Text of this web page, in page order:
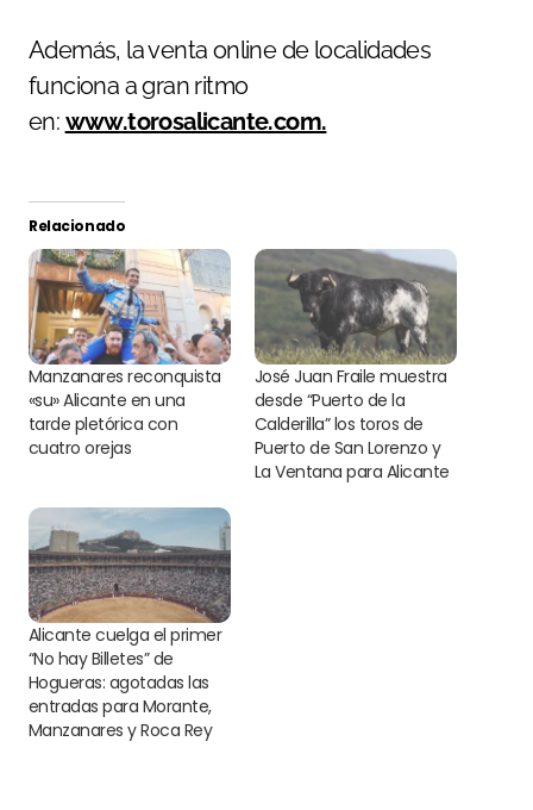
Además, la venta online de localidades
funciona a gran ritmo
en: www.torosalicante.com.
Relacionado
Manzanares reconquista
«su» Alicante en una
tarde pletórica con
cuatro orejas
José Juan Fraile muestra
desde “Puerto de la
Calderilla” los toros de
Puerto de San Lorenzo y
La Ventana para Alicante
Alicante cuelga el primer
“No hay Billetes” de
Hogueras: agotadas las
entradas para Morante,
Manzanares y Roca Rey